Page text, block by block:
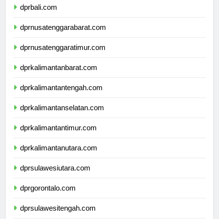
dprbali.com
dprnusatenggarabarat.com
dprnusatenggaratimur.com
dprkalimantanbarat.com
dprkalimantantengah.com
dprkalimantanselatan.com
dprkalimantantimur.com
dprkalimantanutara.com
dprsulawesiutara.com
dprgorontalo.com
dprsulawesitengah.com